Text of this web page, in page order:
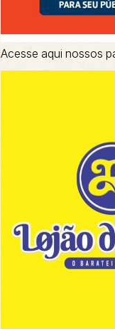
Acesse aqui nossos